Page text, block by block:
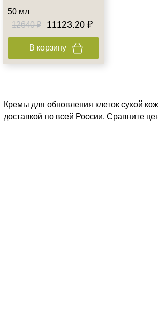
50 мл
12640 ₽
11123.20 ₽
В корзину
Кремы для обновления клеток сухой
доставкой по всей России. Сравните